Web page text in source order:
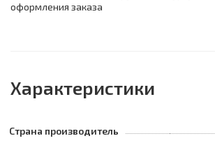
оформления заказа
Характеристики
Страна производитель